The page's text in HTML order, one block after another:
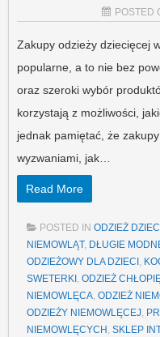
POSTED
Zakupy odzieży dziecięcej
popularne, a to nie bez
oraz szeroki wybór
korzystają z możliwości,
jednak pamiętać, że
wyzwaniami, jak…
Read More
POSTED IN ODZIEŻ
NIEMOWLĄT, DŁUGIE
ODZIEŻOWY DLA DZIECI ,
SWETERKI , ODZIEŻ
NIEMOWLĘCA, ODZIEŻ
ODZIEŻY NIEMOWLĘCEJ,
NIEMOWLĘCYCH , SKLEP